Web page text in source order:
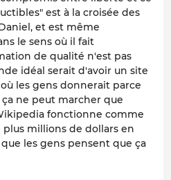
est à la croisée des
et est même
le sens où il fait
de qualité n'est pas
idéal serait d'avoir un site
les gens donnerait parce
ne peut marcher que
fonctionne comme
millions de dollars en
les gens pensent que ça